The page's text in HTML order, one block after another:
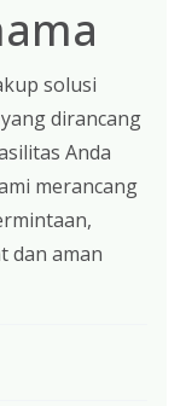
solusi
dirancang
Anda
merancang
dan aman